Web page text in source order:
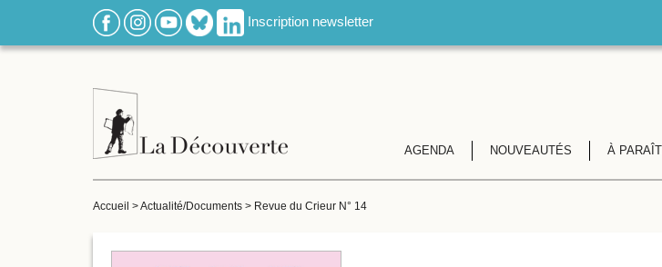
Inscription newsletter
AGENDA NOUVEAUTÉS À
Accueil >Actualité/Documents > Revue du Crieur N° 14